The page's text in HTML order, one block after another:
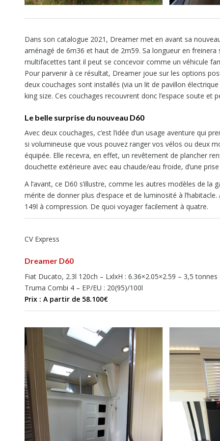
Dans son catalogue 2021, Dreamer met en avant sa
aménagé de 6m36 et haut de 2m59. Sa longueur en
multifacettes tant il peut se concevoir comme un véhicule
Pour parvenir à ce résultat, Dreamer joue sur les options
deux couchages sont installés (via un lit de pavillon
king size. Ces couchages recouvrent donc l’espace soute et
Le belle surprise du nouveau D60
Avec deux couchages, c’est l’idée d’un usage aventure qui
si volumineuse que vous pouvez ranger vos vélos ou deux
équipée. Elle recevra, en effet, un revêtement de plancher
douchette extérieure avec eau chaude/eau froide, d’une
A l’avant, ce D60 s’illustre, comme les autres modèles de
mérite de donner plus d’espace et de luminosité à
149l à compression. De quoi voyager facilement à quatre.
CV Express
Dreamer D60
Fiat Ducato, 2.3l 120ch – LxlxH : 6.36×2.05×2.59 – 3,5
Truma Combi 4 – EP/EU : 20(95)/100l
Prix : A partir de 58.100€